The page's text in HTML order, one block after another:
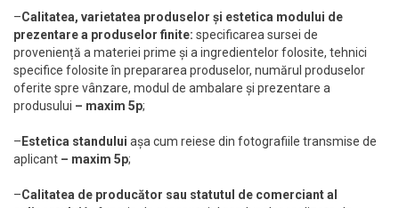
–Calitatea, varietatea produselor și estetica modului de
prezentare a produselor finite: specificarea sursei de
proveniență a materiei prime și a ingredientelor folosite, tehnici
specifice folosite în prepararea produselor, numărul produselor
oferite spre vânzare, modul de ambalare și prezentare a
produsului – maxim 5p;
–Estetica standului așa cum reiese din fotografiile transmise de
aplicant – maxim 5p;
–Calitatea de producător sau statutul de comerciant al